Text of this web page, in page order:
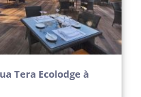
Tera Ecolodge à